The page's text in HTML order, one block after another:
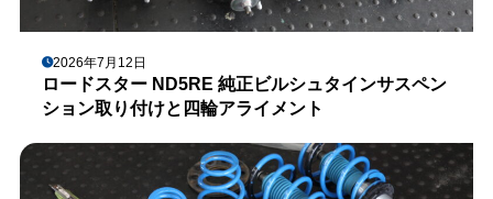
2026年7月12日
ロードスター ND5RE 純正ビルシュタインサスペン
ション取り付けと四輪アライメント